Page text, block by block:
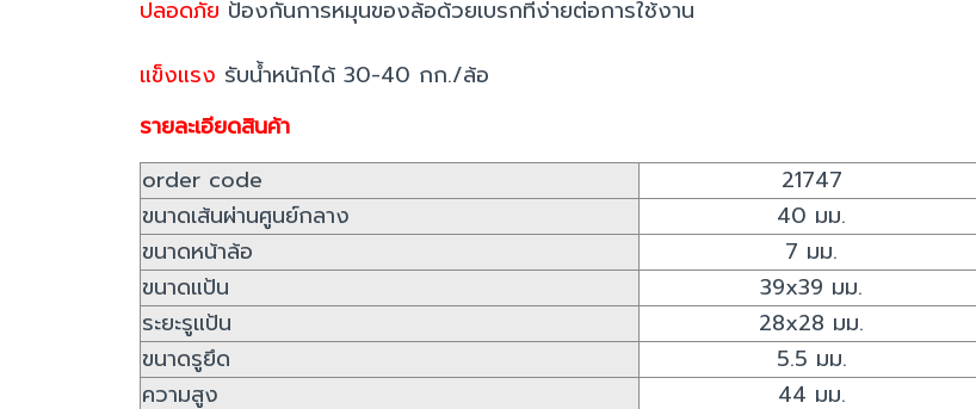
ปลอดภัย ป้องกันการหมุนของล้อด้วยเบรกที่ง่ายต่อการใช้งาน
แข็งแรง รับน้ำหนักได้ 30-40 กก./ล้อ
รายละเอียดสินค้า
order code
21747
ขนาดเส้นผ่านศูนย์กลาง
40 มม.
ขนาดหน้าล้อ
7 มม.
ขนาดแป้น
39x39 มม.
ระยะรูแป้น
28x28 มม.
ขนาดรูยึด
5.5 มม.
ความสูง
44 มม.